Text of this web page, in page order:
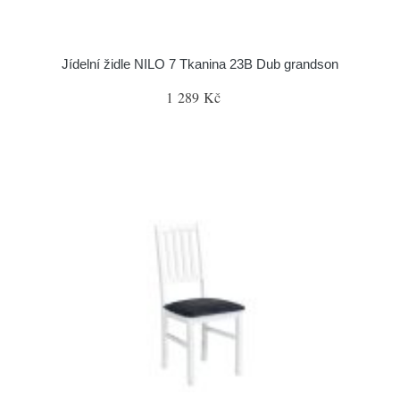
Jídelní židle NILO 7 Tkanina 23B Dub grandson
1 289 Kč